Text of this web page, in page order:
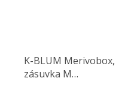
K-BLUM Merivobox,
zásuvka M